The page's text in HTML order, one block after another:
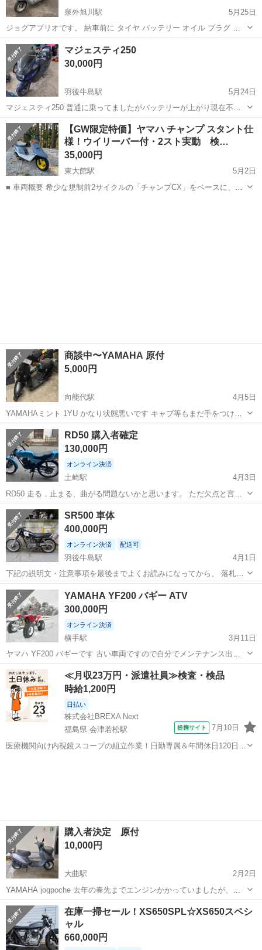
泉外旭川駅
5月25日
ジョグアプリオです。 納車前に タイヤ バッテリー オイル プラグ 新
品にさせていただきます。 秋田市内であれば登録、配送無料でやらせ
てもらってます。 不動の原付の下取りもさせていただいてます。 よろ
しくお願いします。
秋田 秋田市
マジェスティ250
30,000円
羽後牛島駅
5月24日
マジェスティ250 普通に乗ってましたがバッテリーが上がり現在不
動。書類等あり バッテリー繋いでもかかりませんでした。処分しよう
と思いますが3万で欲しい方いますか？
秋田 秋田市 羽後牛島駅 ヤマハ バッテリー
【GW限定特価】ヤマハ チャンプ スタント仕
様！ウイリーバー付・2スト実動 検…
35,000円
東大館駅
5月2日
■ 車両概要 希少な規制前2サイクルの「チャンプCX」をベースに、エ
商談中〜YAMAHA 原付
5,000円
向能代駅
4月5日
YAMAHAミント 1YU かなり状態悪いです キャブ等もまだ手をつけて
おりません キックはおります 鍵あり 現在不動車
秋田 能代市 向能代駅 ヤマハ
RD50 購入者確定
130,000円
オンライン決済
土崎駅
4月3日
RD50 走る，止まる、曲がる問題ないかと思います。 ただ欠点と言え
ばガスコックのゴムパッキンが劣化してガソリンが少し垂れてきま
す。 車両交換考えていますのでよろしくお願いします。
秋田 秋田市 土崎駅 ヤマハ
SR500 車体
400,000円
オンライン決済 配送可
羽後牛島駅
4月1日
下記の説明文・注意事項を最後までよくお読みになってから、 落札頂
きます様にお願いいたします。国内物のSR500（1JN）になります。
秋田 秋田市 ヤマハ
YAMAHA YF200 バギー ATV
300,000円
オンライン決済
横手駅
3月11日
ヤマハ YF200 バギーです 古い車両ですので自分でメンテナンス出来
る方 現車確認してからの入札お願い致します アクセルはレバーではな
くバイクスロットルタイプです。 使えるか分かりませんがキャブレタ
ー、タイヤチェーン、ヘ...
秋田 横手市 横手駅 ヤマハ ATV
≪月収23万円・派遣社員≫検査・検品
時給1,200円
日払い
株式会社BREXA Next
福島県 会津若松駅
提携サイト 7月10日
医療機関向け内視鏡スコープの組立作業！日勤専属＆年間休日120日
購入者決定 原付
10,000円
大曲駅
2月2日
YAMAHA jogpoche 去年の春先までエンジンかかっていましたが、今
はかからない状態です。 廃車証明書類あります。 取引き場所・日時に
関して 近場であれば配送も可能です。 ご相談下さい。
秋田 大仙市 大曲駅
在庫一掃セール！XS650SPL☆XS650スペシ
ャル
660,000円